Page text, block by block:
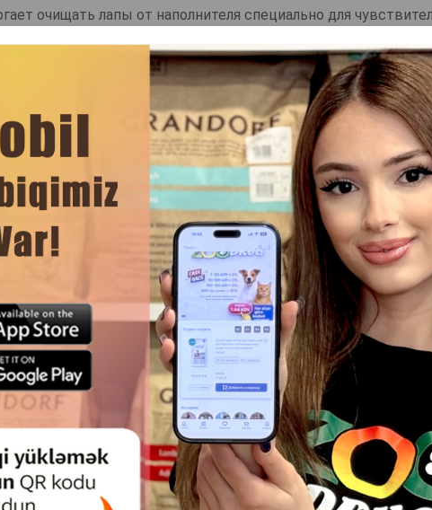
очищать лапы от наполнителя специально для
ЧИТАТЬ ДАЛЬШЕ
NUNBELL 0025 ДЛЯ ТУАЛЕТА
КОШЕК (LITTER-TRAPPER MAT)-
АКСЕССУАР, КОТОРЫЙ
ПОДДЕРЖИВАТЬ ЧИСТОТУ
ВОКРУГ ЛОТКА.